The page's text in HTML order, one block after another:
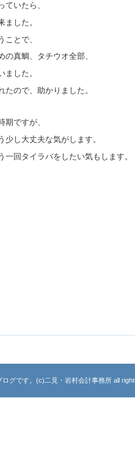
ていたら、
ました。
ことで、
真鯛、タチウオ全部、
ました。
ので、助かりました。
期ですが、
し大丈夫な気がします。
回タイラバをしたい気もします。
ログです。(c)二見・岩村会計事務所 all